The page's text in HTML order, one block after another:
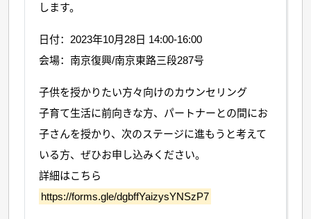
します。
日付：2023年10月28日 14:00-16:00
会場：南京復興/南京東路三段287号
子供を授かりたい方々向けのカウンセリング
子育て生活に前向きな方、パートナーとの間にお
子さんを授かり、次のステージに進もうと考えて
いる方、ぜひお申し込みください。
詳細はこちら
https://forms.gle/dgbffYaizysYNSzP7